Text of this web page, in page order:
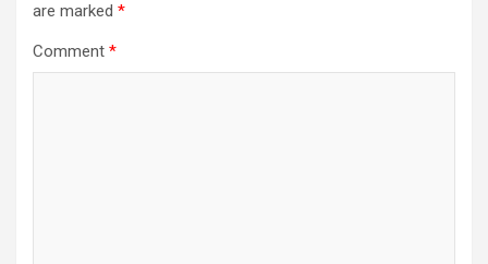
are marked *
Comment *